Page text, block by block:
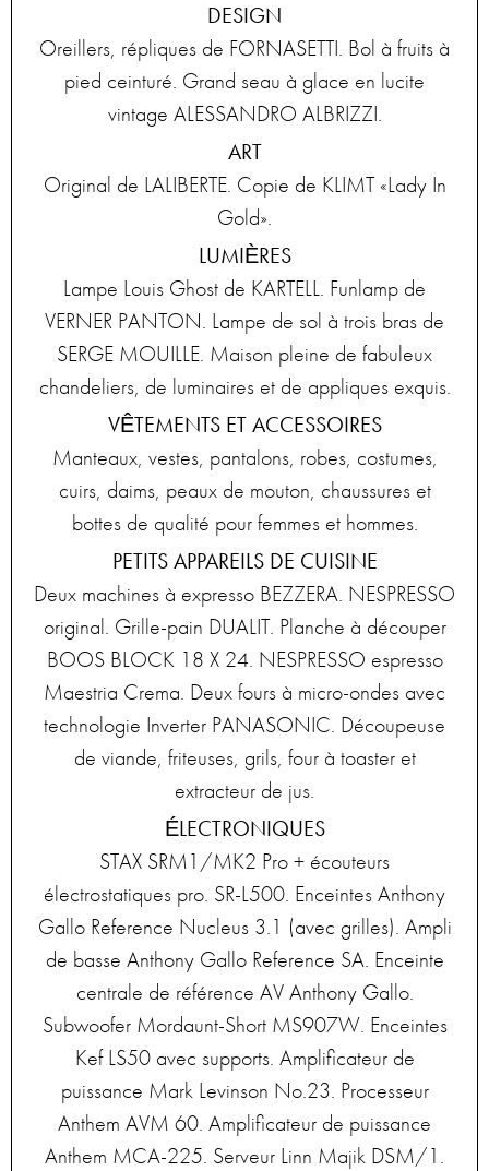
DESIGN
Oreillers, répliques de FORNASETTI. Bol à fruits à
pied ceinturé. Grand seau à glace en lucite
vintage ALESSANDRO ALBRIZZI.
ART
Original de LALIBERTE. Copie de KLIMT «Lady In
Gold».
LUMIÈRES
Lampe Louis Ghost de KARTELL. Funlamp de
VERNER PANTON. Lampe de sol à trois bras de
SERGE MOUILLE. Maison pleine de fabuleux
chandeliers, de luminaires et de appliques exquis.
VÊTEMENTS ET ACCESSOIRES
Manteaux, vestes, pantalons, robes, costumes,
cuirs, daims, peaux de mouton, chaussures et
bottes de qualité pour femmes et hommes.
PETITS APPAREILS DE CUISINE
Deux machines à expresso BEZZERA. NESPRESSO
original. Grille-pain DUALIT. Planche à découper
BOOS BLOCK 18 X 24. NESPRESSO espresso
Maestria Crema. Deux fours à micro-ondes avec
technologie Inverter PANASONIC. Découpeuse
de viande, friteuses, grils, four à toaster et
extracteur de jus.
ÉLECTRONIQUES
STAX SRM1/MK2 Pro + écouteurs
électrostatiques pro. SR-L500. Enceintes Anthony
Gallo Reference Nucleus 3.1 (avec grilles). Ampli
de basse Anthony Gallo Reference SA. Enceinte
centrale de référence AV Anthony Gallo.
Subwoofer Mordaunt-Short MS907W. Enceintes
Kef LS50 avec supports. Amplificateur de
puissance Mark Levinson No.23. Processeur
Anthem AVM 60. Amplificateur de puissance
Anthem MCA-225. Serveur Linn Majik DSM/1.